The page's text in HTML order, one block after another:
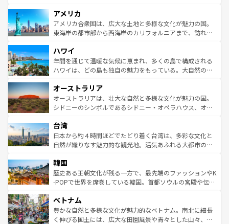
ンツ一覧を参照してほしい。
の建物がそのまま残る町や、スイスならではのユニークな
博物館もあり、アルプス観光だけでなく町歩きも満喫する
ことができる。国民の所得が高いため物価も高いが、旅行
ば市内交通費無料で観光を楽しむこともできる。 なお、新
着のスイス情報はコンテンツ一覧 を参照してほしい。
アメリカ
アメリカ合衆国は、広大な土地と多様な文化が魅力の国。
東海岸の都市部から西海岸のカリフォルニアまで、訪れる
のような巨大都市は、観光、ショッピング、エンターテイ
ンメントが詰まった刺激的なスポットだ。一方、アメリカ
西部には大自然が広がり、グランドキャニオンやイエロー
部のニューオーリンズでは、音楽と美食が融合した独特の
文化が魅力。旅行者はアメリカの各地域で異なる魅力を楽
しみながら、その多様性と豊かな歴史を感じることができ
ならではの贅沢な旅のスタイルだ。 なお、新着のアメリカ
情報はコンテンツ一覧を参照してほしい。
ハワイ
年間を通じて温暖な気候に恵まれ、多くの島で構成される
ハワイは、どの島も独自の魅力をもっている。大自然の神
ワイ島は見逃せない。また、定番の観光地といえばオアフ
島だが、静かな自然を求めるならマウイ島やカウアイ島が
おすすめ。エメラルドグリーンに輝く海をはじめ、豊かな
れるおもてなしの心で訪れる人々を迎えてくれるハワイの
人々、おいしいローカルフードやハワイアンミュージッ
ク、伝統的なフラダンスなど、すべてがハワイの魅力を彩
ワイを、存分に味わってほしい。 なお、新着のハワイ情報
はコンテンツ一覧を参照してほしい。
オーストラリア
オーストラリアは、壮大な自然と多様な文化が魅力の国。
シドニーのシンボルであるシドニー・オペラハウス、オー
リアリーフや大陸中央部にそびえるウルル（エアーズロッ
ク）、タスマニアの美しい原生林やケアンズの熱帯雨林な
ど、見どころがたくさん。また、カフェやワイン、オージ
いる。アクティビティも充実しており、サーフィンやダイ
ビング、ハイキングなど、アウトドア好きにはたまらな
い。オーストラリアの多彩な魅力を存分に味わいつくそ
参照してほしい。
台湾
日本から約４時間ほどでたどり着く台湾は、多彩な文化と
自然が織りなす魅力的な観光地。活気あふれる大都市の台
ン）、静ひつな山岳地帯である台湾東部など、都市の喧騒
と山間の静けさが共存しており、訪れる人に新しい発見と
驚きをもたらしてくれる。また、奥深い台湾の食文化も魅
容にもいいと評判のスイーツなど、バラエティ豊かな料理
が味わえる。 なお、新着の台湾情報は コンテンツ一覧を参
照してほしい。
韓国
歴史ある王朝文化が残る一方で、最先端のファッションやK
-POPで世界を席巻している韓国。首都ソウルの宮殿や伝統
き、地方に足を延ばせば四季折々の自然美を楽しむことが
できる。そして、キムチや焼肉、絶品のストリートフード
まで、さまざまな韓国料理が待っている。夜には、韓国な
ベトナム
豊かな自然と多様な文化が魅力的なベトナム。南北に細長
く伸びる国土には、広大な田園風景や青々とした山々、世